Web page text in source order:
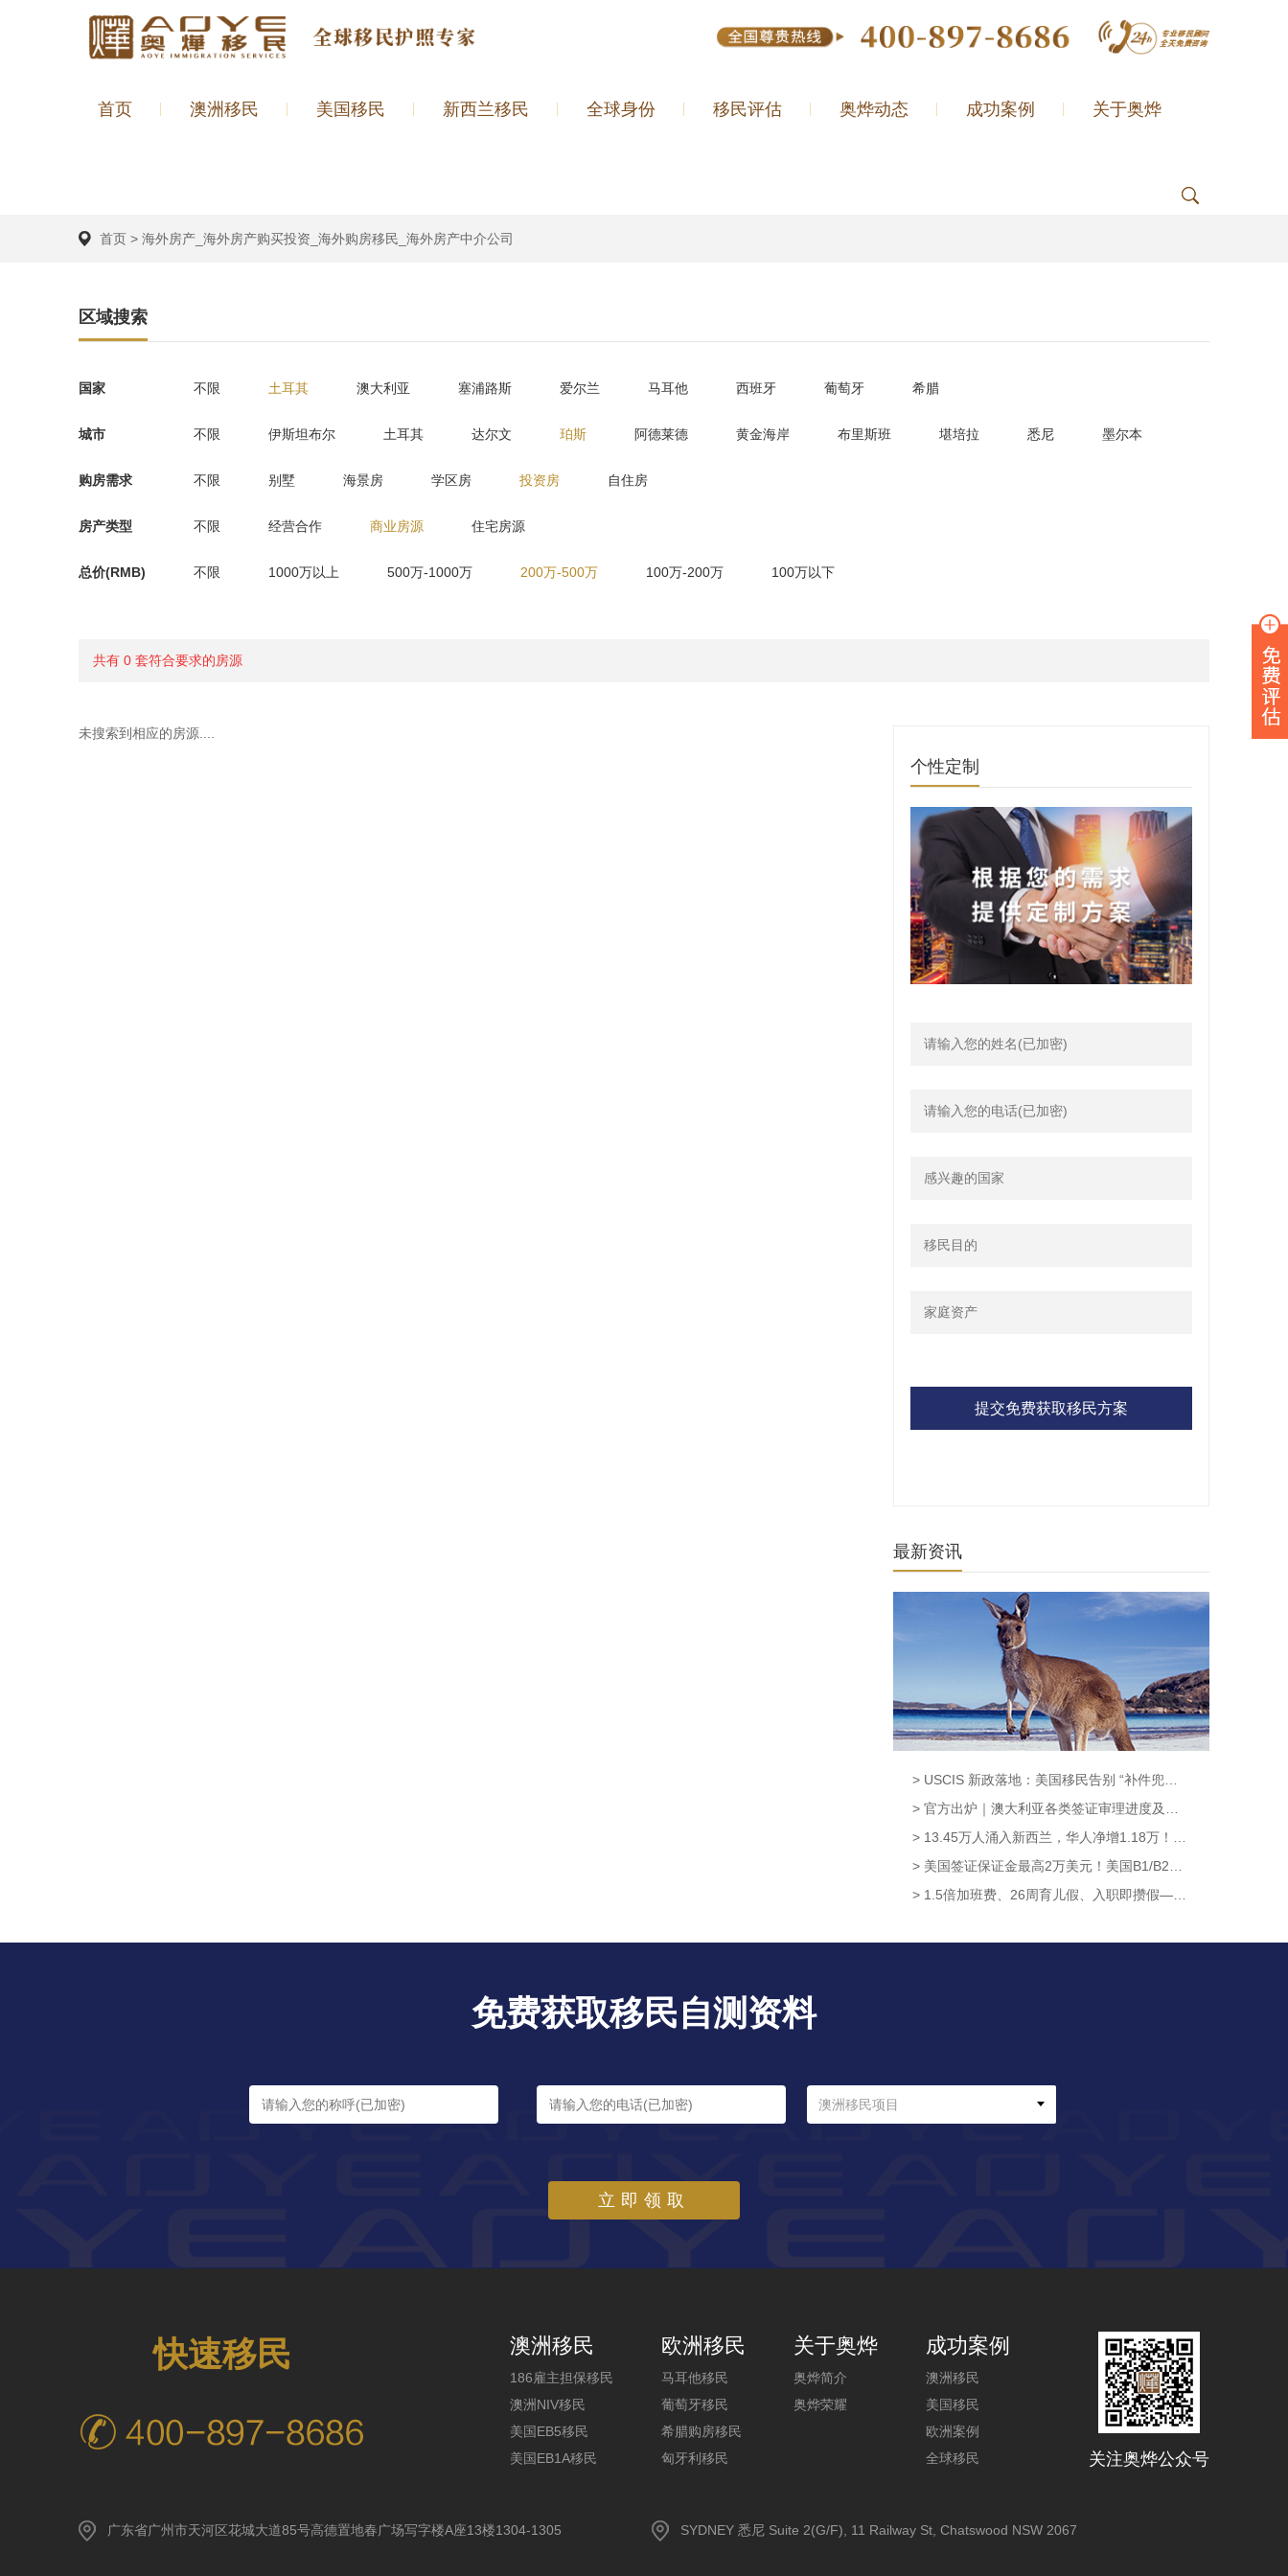
首页 澳洲移民 美国移民 新西兰移民 全球身份 移民评估 奥烨动态 成功案例 关于奥烨
首页 > 海外房产_海外房产购买投资_海外购房移民_海外房产中介公司
区域搜索
国家 不限 土耳其 澳大利亚 塞浦路斯 爱尔兰 马耳他 西班牙 葡萄牙 希腊
城市 不限 伊斯坦布尔 土耳其 达尔文 珀斯 阿德莱德 黄金海岸 布里斯班 堪培拉 悉尼 墨尔本
购房需求 不限 别墅 海景房 学区房 投资房 自住房
房产类型 不限 经营合作 商业房源 住宅房源
总价(RMB) 不限 1000万以上 500万-1000万 200万-500万 100万-200万 100万以下
共有 0 套符合要求的房源
未搜索到相应的房源....
个性定制
提交免费获取移民方案
最新资讯
免费获取移民自测资料
澳洲移民项目
立即领取
快速移民 澳洲移民
186雇主担保移民
澳洲NIV移民
美国EB5移民
美国EB1A移民
欧洲移民
马耳他移民
葡萄牙移民
希腊购房移民
匈牙利移民
关于奥烨
奥烨简介
奥烨荣耀
成功案例
澳洲移民
美国移民
欧洲案例
全球移民
关注奥烨公众号
广东省广州市天河区花城大道85号高德置地春广场写字楼A座13楼1304-1305 SYDNEY 悉尼 Suite 2(G/F), 11 Railway St, Chatswood NSW 2067